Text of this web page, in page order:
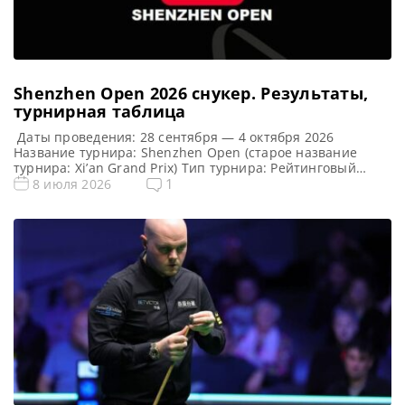
Shenzhen Open 2026 cнукер. Результаты,
турнирная таблица
Даты проведения: 28 сентября — 4 октября 2026
Название турнира: Shenzhen Open (старое название
турнира: Xi’an Grand Prix) Тип турнира: Рейтинговый
Арена: Место проведения (населенный пункт, город,
Уильямс ( 2025 ) Турнирная таблица Shenzhen Open 2026:
Шэньчжэнь Опен 2026 — турнирная сетка рейтингового
[…]
8 июля 2026 1